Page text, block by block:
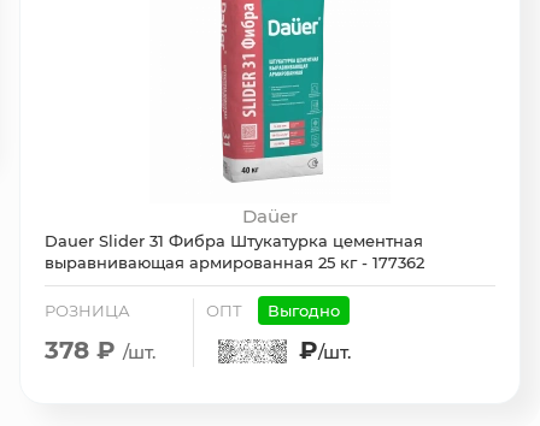
Daüer
Dauer Slider 31 Фибра Штукатурка цементная
выравнивающая армированная 25 кг - 177362
РОЗНИЦА
378 ₽ /шт.
ОПТ Выгодно
₽/шт.